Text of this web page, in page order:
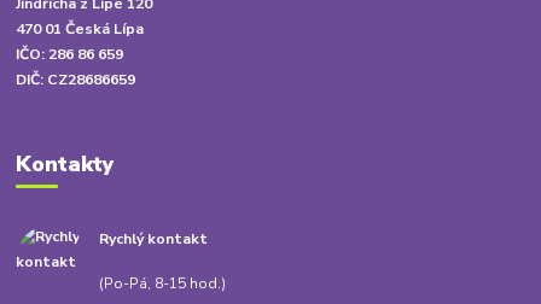
470 01 Česká Lípa
IČO: 286 86 659
DIČ: CZ28686659
Kontakty
Rychlý kontakt
(Po-Pá, 8-15 hod.)